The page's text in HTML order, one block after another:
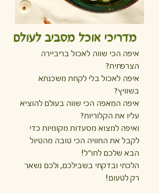
מדריכי אוכל מסביב לעולם
איפה הכי שווה לאכול בריביירה
הצרפתית?
איפה לאכול בלי לקחת משכנתא
בשוויץ?
איפה המאפה הכי שווה בעולם להוציא
עליו את הקלוריות?
ואיפה למצוא מסעדות מקומיות כדי
לקבל את החוויה הכי טובה מהטיול
הבא שלכם לחו״ל!
הלכתי ובדקתי בשבילכם, ולכם נשאר
רק לטעום!